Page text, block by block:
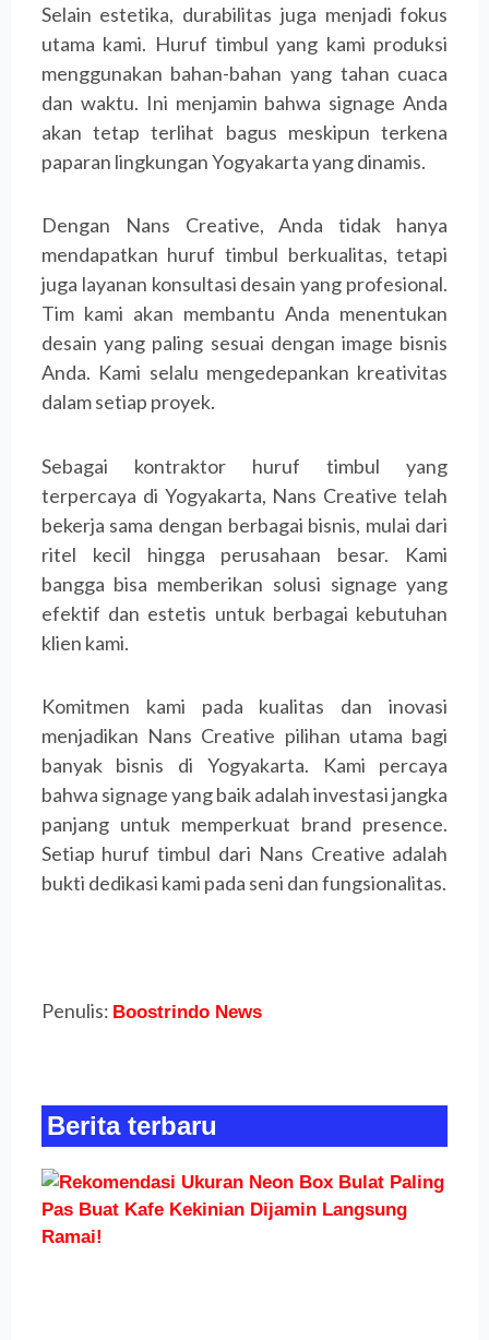
Selain estetika, durabilitas juga menjadi fokus
utama kami. Huruf timbul yang kami produksi
menggunakan bahan-bahan yang tahan cuaca
dan waktu. Ini menjamin bahwa signage Anda
akan tetap terlihat bagus meskipun terkena
paparan lingkungan Yogyakarta yang dinamis.
Dengan Nans Creative, Anda tidak hanya
mendapatkan huruf timbul berkualitas, tetapi
juga layanan konsultasi desain yang profesional.
Tim kami akan membantu Anda menentukan
desain yang paling sesuai dengan image bisnis
Anda. Kami selalu mengedepankan kreativitas
dalam setiap proyek.
Sebagai kontraktor huruf timbul yang
terpercaya di Yogyakarta, Nans Creative telah
bekerja sama dengan berbagai bisnis, mulai dari
ritel kecil hingga perusahaan besar. Kami
bangga bisa memberikan solusi signage yang
efektif dan estetis untuk berbagai kebutuhan
klien kami.
Komitmen kami pada kualitas dan inovasi
menjadikan Nans Creative pilihan utama bagi
banyak bisnis di Yogyakarta. Kami percaya
bahwa signage yang baik adalah investasi jangka
panjang untuk memperkuat brand presence.
Setiap huruf timbul dari Nans Creative adalah
bukti dedikasi kami pada seni dan fungsionalitas.
Penulis: Boostrindo News
Berita terbaru